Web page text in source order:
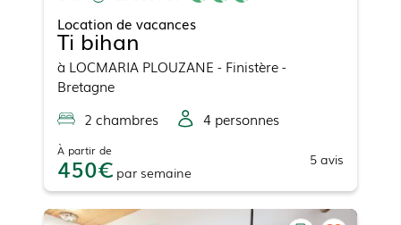
Location de vacances
Ti bihan
à LOCMARIA PLOUZANE - Finistère -
Bretagne
2 chambres 4 personnes
À partir de
450 par semaine
5 avis